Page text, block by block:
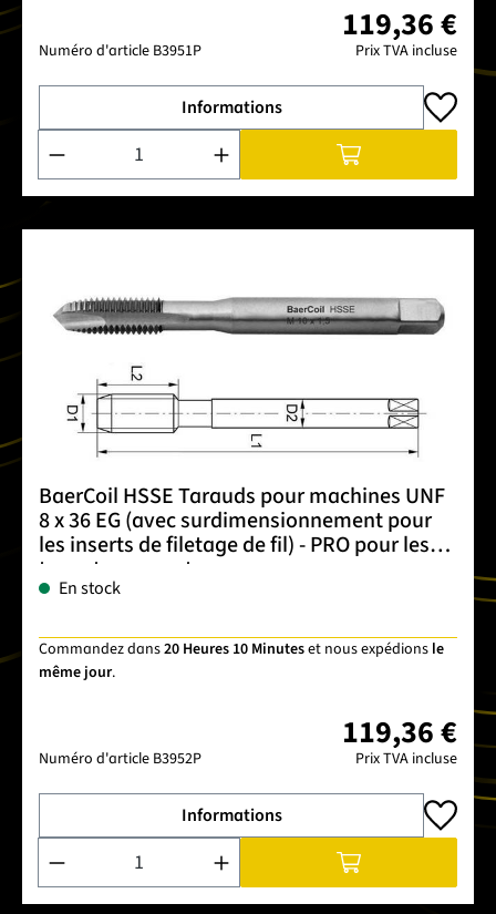
Numéro d'article B3951P
119,36 €
Prix TVA incluse
Informations
Quantité de produit : Entrez la quantité souhaitée ou
BaerCoil HSSE Tarauds pour machines UNF
8 x 36 EG (avec surdimensionnement pour
les inserts de filetage de fil) - PRO pour les
trous traversants
En stock
Commandez dans20 Heures 10 Minuteset nous expédions le
même jour.
Numéro d'article B3952P
119,36 €
Prix TVA incluse
Informations
Quantité de produit : Entrez la quantité souhaitée ou